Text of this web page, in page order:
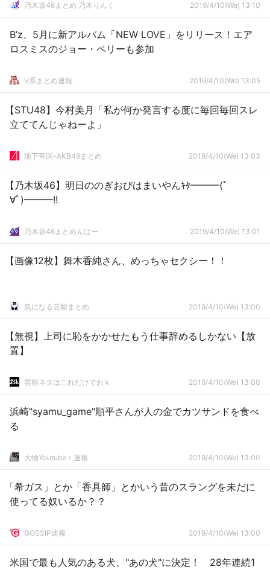
乃木坂46まとめ 乃木りんく 2019/4/10(We) 13:10
B’z、5月に新アルバム「NEW LOVE」をリリース！エア
ロスミスのジョー・ペリーも参加
V系まとめ速報 2019/4/10(We) 13:05
【STU48】今村美月「私が何か発言する度に毎回毎回スレ
立ててんじゃねーよ」
地下帝国-AKB48まとめ 2019/4/10(We) 13:03
【乃木坂46】明日ののぎおびはまいやんｷﾀ━━━(ﾟ
∀ﾟ)━━━!!
乃木坂46まとめんばー 2019/4/10(We) 13:01
【画像12枚】舞木香純さん、めっちゃセクシー！！
気になる芸能まとめ 2019/4/10(We) 13:00
【無視】上司に恥をかかせたもう仕事辞めるしかない【放
置】
芸能ネタはこれだけでおｋ 2019/4/10(We) 13:00
浜崎"syamu_game"順平さんが人の金でカツサンドを食べ
る
大物Youtubeｒ速報 2019/4/10(We) 13:00
「希ガス」とか「香具師」とかいう昔のスラングを未だに
使ってる奴いるか？？
GOSSIP速報 2019/4/10(We) 13:00
米国で最も人気のある犬、"あの犬"に決定！ 28年連続1